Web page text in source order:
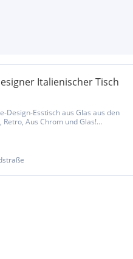
Italienischer Tisch
Design-Esstisch aus Glas aus den
Retro, Aus Chrom und Glas!